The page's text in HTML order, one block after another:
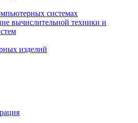
системах
вычислительной техники и
изделий